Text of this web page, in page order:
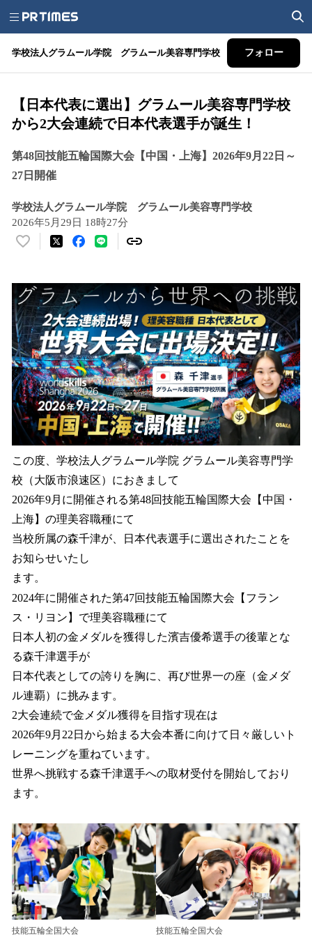
学校法人グラムール学院 グラムール美容専門学校 フォロー
【日本代表に選出】グラムール美容専門学校
から2大会連続で日本代表選手が誕生！
第48回技能五輪国際大会【中国・上海】2026年9月22日～
27日開催
学校法人グラムール学院 グラムール美容専門学校
2026年5月29日 18時27分
い
！
数
を
読
み
込
み
中
で
す
この度、学校法人グラムール学院 グラムール美容専門学
校（大阪市浪速区）におきまして
2026年9月に開催される第48回技能五輪国際大会【中国・
上海】の理美容職種にて
当校所属の森千津が、日本代表選手に選出されたことを
お知らせいたし
ます。
2024年に開催された第47回技能五輪国際大会【フラン
ス・リヨン】で理美容職種にて
日本人初の金メダルを獲得した濱吉優希選手の後輩とな
る森千津選手が
日本代表としての誇りを胸に、再び世界一の座（金メダ
ル連覇）に挑みます。
2大会連続で金メダル獲得を目指す現在は
2026年9月22日から始まる大会本番に向けて日々厳しいト
レーニングを重ねています。
世界へ挑戦する森千津選手への取材受付を開始しており
ます。
技能五輪全国大会 技能五輪全国大会